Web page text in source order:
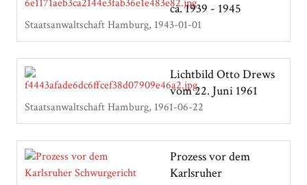
ca. 1939 - 1945
Staatsanwaltschaft Hamburg 1943-01-01
Lichtbild Otto Drews
vom 22. Juni 1961
Staatsanwaltschaft Hamburg 1961-06-22
Prozess vor dem
Karlsruher